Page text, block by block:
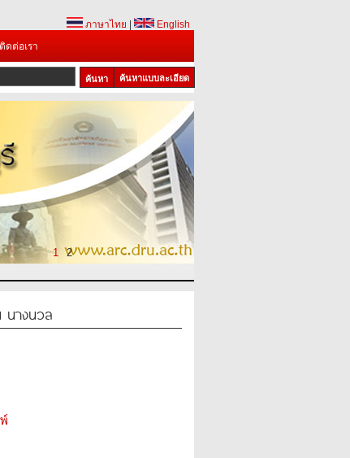
ภาษาไทย
English
ติดต่อเรา
ค้นหาแบบละเอียด
1 2
างนวล